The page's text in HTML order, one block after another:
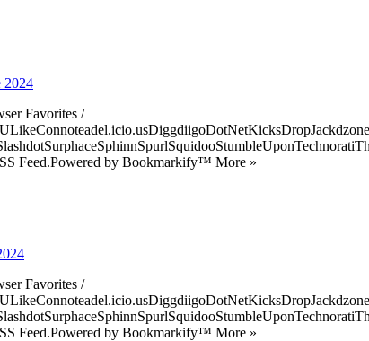
2024
Favorites /
Feed.Powered by Bookmarkify™ More »
Favorites /
Feed.Powered by Bookmarkify™ More »